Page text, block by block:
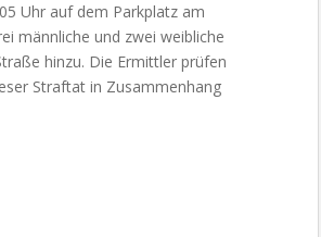
Uhr auf dem Parkplatz am
männliche und zwei weibliche
hinzu. Die Ermittler prüfen
Straftat in Zusammenhang